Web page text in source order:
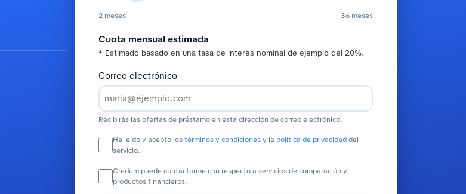
2 meses 36 meses
Cuota mensual estimada
* Estimado basado en una tasa de interés nominal de ejemplo del 20%.
Correo electrónico
Recibirás las ofertas de préstamo en esta dirección de correo electrónico.
He leído y acepto lostérminos y condicionesy la política de privacidaddel
servicio.
Credum puede contactarme con respecto a servicios de comparación y
productos financieros.